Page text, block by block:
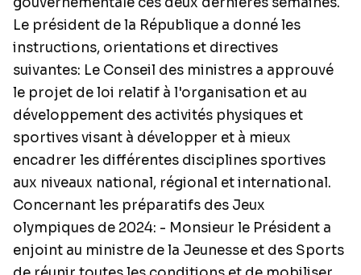
Le président de la République a donné les
instructions, orientations et directives
suivantes: Le Conseil des ministres a approuvé
le projet de loi relatif à l'organisation et au
développement des activités physiques et
sportives visant à développer et à mieux
encadrer les différentes disciplines sportives
aux niveaux national, régional et international.
Concernant les préparatifs des Jeux
olympiques de 2024: - Monsieur le Président a
enjoint au ministre de la Jeunesse et des Sports